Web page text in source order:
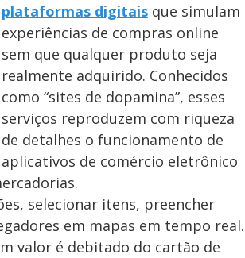
plataformas digitais que simulam
experiências de compras online
sem que qualquer produto seja
realmente adquirido. Conhecidos
como “sites de dopamina”, esses
serviços reproduzem com riqueza
de detalhes o funcionamento de
aplicativos de comércio eletrônico
selecionar itens, preencher
em mapas em tempo real.
valor é debitado do cartão de